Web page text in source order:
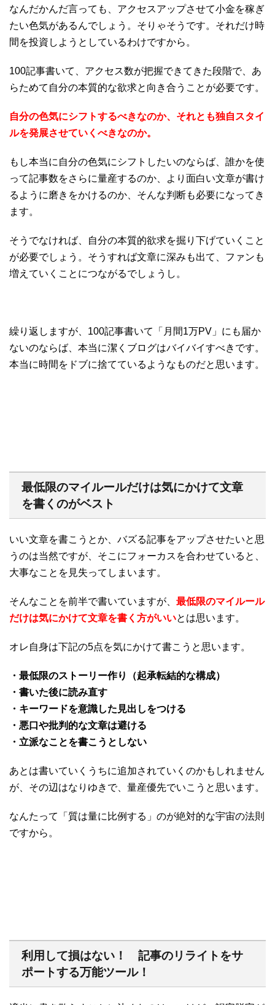
なんだかんだ言っても、アクセスアップさせて小金を稼ぎ
たい色気があるんでしょう。そりゃそうです。それだけ時
間を投資しようとしているわけですから。
100記事書いて、アクセス数が把握できてきた段階で、あ
らためて自分の本質的な欲求と向き合うことが必要です。
自分の色気にシフトするべきなのか、それとも独自スタイ
ルを発展させていくべきなのか。
もし本当に自分の色気にシフトしたいのならば、誰かを使
って記事数をさらに量産するのか、より面白い文章が書け
るように磨きをかけるのか、そんな判断も必要になってき
ます。
そうでなければ、自分の本質的欲求を掘り下げていくこと
が必要でしょう。そうすれば文章に深みも出て、ファンも
増えていくことにつながるでしょうし。
繰り返しますが、100記事書いて「月間1万PV」にも届か
ないのならば、本当に潔くブログはバイバイすべきです。
本当に時間をドブに捨てているようなものだと思います。
最低限のマイルールだけは気にかけて文章
を書くのがベスト
いい文章を書こうとか、バズる記事をアップさせたいと思
うのは当然ですが、そこにフォーカスを合わせていると、
大事なことを見失ってしまいます。
そんなことを前半で書いていますが、 最低限のマイルール
だけは気にかけて文章を書く方がいいとは思います。
オレ自身は下記の5点を気にかけて書こうと思います。
・最低限のストーリー作り（起承転結的な構成）
・書いた後に読み直す
・キーワードを意識した見出しをつける
・悪口や批判的な文章は避ける
・立派なことを書こうとしない
あとは書いていくうちに追加されていくのかもしれません
が、その辺はなりゆきで、量産優先でいこうと思います。
なんたって「質は量に比例する」のが絶対的な宇宙の法則
ですから。
利用して損はない！ 記事のリライトをサ
ポートする万能ツール！